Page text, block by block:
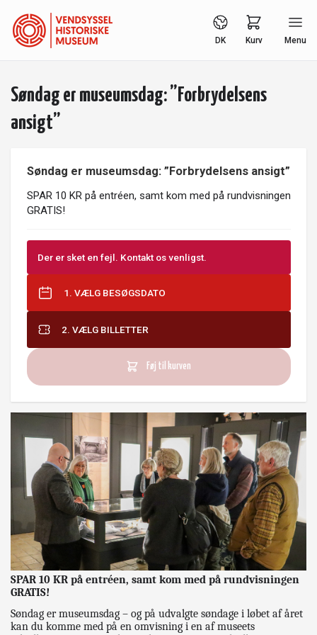
DK Kurv Menu
Søndag er museumsdag: ”Forbrydelsens
ansigt”
SPAR 10 KR på entréen, samt kom med på rundvisningen
GRATIS!
Søndag er museumsdag – og på udvalgte søndage i løbet af året
kan du komme med på en omvisning i en af museets
Søndag er museumsdag: ”Forbrydelsens ansigt”
SPAR 10 KR på entréen, samt kom med på rundvisningen
GRATIS!
Der er sket en fejl. Kontakt os venligst.
1. VÆLG BESØGSDATO
2. VÆLG BILLETTER
Føj til kurven